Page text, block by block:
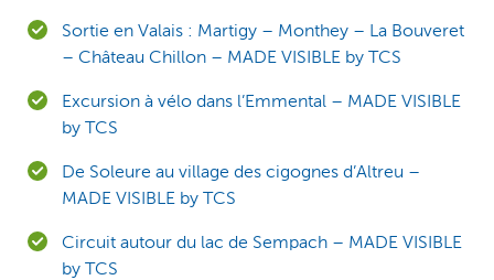
Sortie en Valais : Martigy – Monthey – La Bouveret
– Château Chillon – MADE VISIBLE by TCS
Excursion à vélo dans l’Emmental – MADE VISIBLE
by TCS
De Soleure au village des cigognes d’Altreu –
MADE VISIBLE by TCS
Circuit autour du lac de Sempach – MADE VISIBLE
by TCS